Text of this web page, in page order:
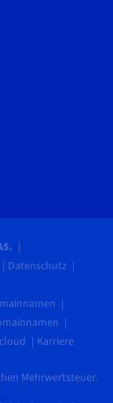
Datenschutz
Karriere
Mehrwertsteuer.